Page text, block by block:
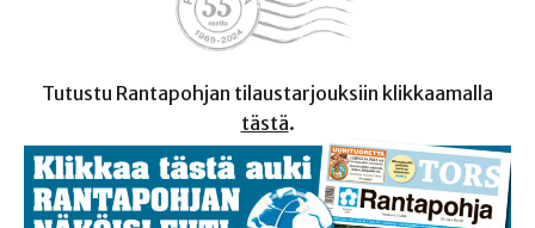
Tutustu Rantapohjan tilaustarjouksiin klikkaamalla
tästä.